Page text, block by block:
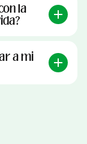
la
a mi